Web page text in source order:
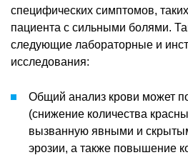
специфических симптомов,
пациента с сильными болями.
следующие лабораторные и
исследования:
Общий анализ крови может
(снижение количества
вызванную явными и
эрозии, а также повышение